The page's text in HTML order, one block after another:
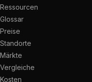
Ressourcen
Glossar
Preise
Standorte
Märkte
Vergleiche
Kosten